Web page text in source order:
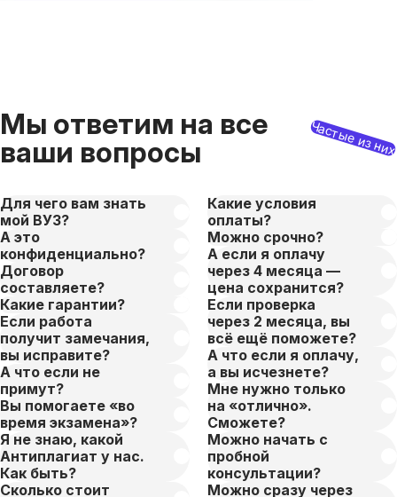
Мы ответим на все
ваши вопросы
Частые из них
Для чего вам знать
мой ВУЗ?
А это
конфиденциально?
Договор
составляете?
Какие гарантии?
Если работа
получит замечания,
вы исправите?
А что если не
примут?
Вы помогаете «во
время экзамена»?
Я не знаю, какой
Антиплагиат у нас.
Как быть?
Сколько стоит
Какие условия
оплаты?
Можно срочно?
А если я оплачу
через 4 месяца —
цена сохранится?
Если проверка
через 2 месяца, вы
всё ещё поможете?
А что если я оплачу,
а вы исчезнете?
Мне нужно только
на «отлично».
Сможете?
Можно начать с
пробной
консультации?
Можно сразу через